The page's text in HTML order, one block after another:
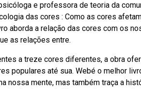
e professora de teoria da
das cores : Como as cores
aborda a relação das cores com os
as relações entre.
a treze cores diferentes, a obra
populares até sua. Webé o melhor
nossa mente, mas também traça a